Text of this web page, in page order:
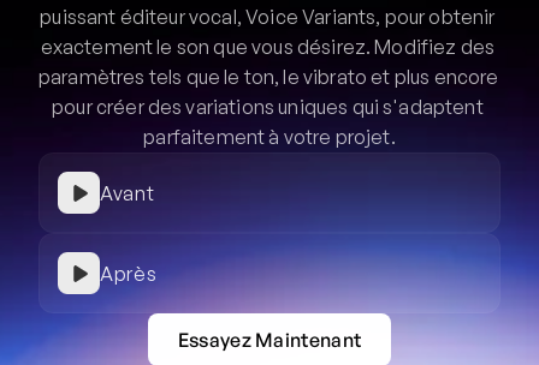
puissant éditeur vocal, Voice Variants, pour obtenir
exactement le son que vous désirez. Modifiez des
paramètres tels que le ton, le vibrato et plus encore
pour créer des variations uniques qui s'adaptent
parfaitement à votre projet.
Avant
Après
Essayez Maintenant